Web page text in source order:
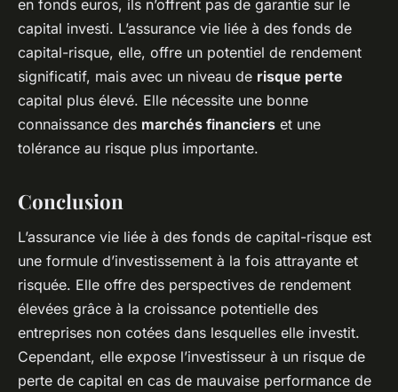
en fonds euros, ils n’offrent pas de garantie sur le
capital investi. L’assurance vie liée à des fonds de
capital-risque, elle, offre un potentiel de rendement
significatif, mais avec un niveau de risque perte
capital plus élevé. Elle nécessite une bonne
connaissance des marchés financiers et une
tolérance au risque plus importante.
Conclusion
L’assurance vie liée à des fonds de capital-risque est
une formule d’investissement à la fois attrayante et
risquée. Elle offre des perspectives de rendement
élevées grâce à la croissance potentielle des
entreprises non cotées dans lesquelles elle investit.
Cependant, elle expose l’investisseur à un risque de
perte de capital en cas de mauvaise performance de